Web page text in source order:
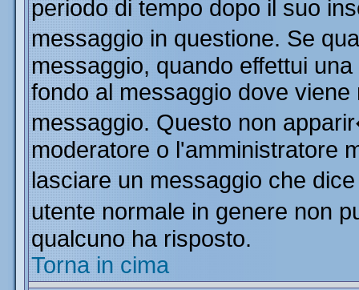
periodo di tempo dopo il suo
messaggio in questione. Se
messaggio, quando effettui
fondo al messaggio dove
messaggio. Questo non
moderatore o l'amministratore
lasciare un messaggio che
utente normale in genere non
qualcuno ha risposto.
Torna in cima